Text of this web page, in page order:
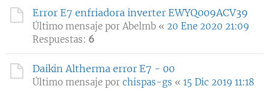
Error E7 enfriadora inverter EWYQ009ACV39
Último mensaje por Abelmb « 20 Ene 2020 21:09
Respuestas: 6
Daikin Altherma error E7 - 00
Último mensaje por chispas-gs « 15 Dic 2019 11:18